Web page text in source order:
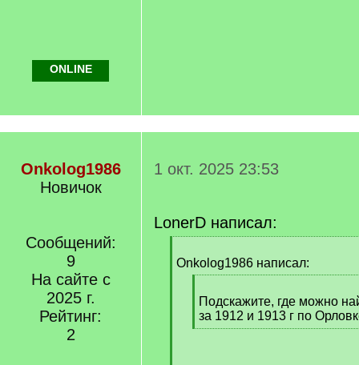
ONLINE
Onkolog1986
Новичок
Сообщений:
9
На сайте с
2025 г.
Рейтинг:
2
1 окт. 2025 23:53
LonerD написал:
q
Onkolog1986 написал:
q
]
Подскажите, где можно
за 1912 и 1913 г по
[